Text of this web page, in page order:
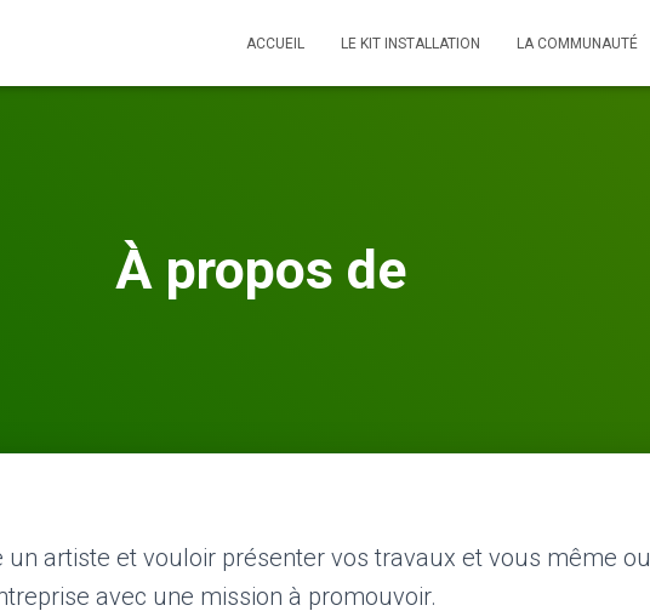
ACCUEIL LE KIT INSTALLATION LA COMMUNAUTÉ
À propos de
un artiste et vouloir présenter vos travaux et vous même ou
avec une mission à promouvoir.